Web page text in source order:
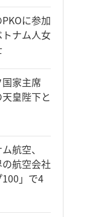
に参加
トナム人女
国家主席
皇陛下と
航空、
の航空会社
100」で4